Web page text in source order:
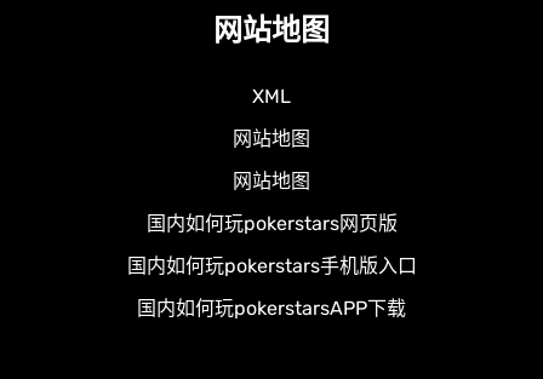
网站地图
XML
网站地图
网站地图
国内如何玩pokerstars网页版
国内如何玩pokerstars手机版入口
国内如何玩pokerstarsAPP下载